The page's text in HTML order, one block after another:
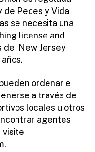
de Peces y Vida
se necesita una
license and
de New Jersey
ordenar e
a través de
locales u otros
agentes
visite
.